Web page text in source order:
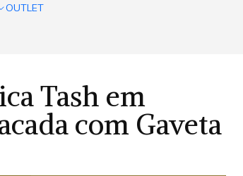
OUTLET
Tash em
com Gaveta